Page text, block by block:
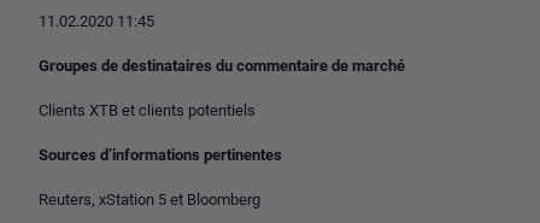
11.02.2020 11:45
Groupes de destinataires du commentaire de marché
Clients XTB et clients potentiels
Sources d’informations pertinentes
Reuters, xStation 5 et Bloomberg